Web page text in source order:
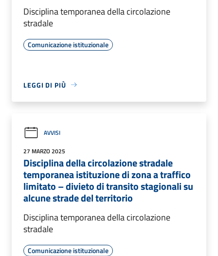
Disciplina temporanea della circolazione
stradale
Comunicazione istituzionale
LEGGI DI PIÙ
AVVISI
27 MARZO 2025
Disciplina della circolazione stradale
temporanea istituzione di zona a traffico
limitato – divieto di transito stagionali su
alcune strade del territorio
Disciplina temporanea della circolazione
stradale
Comunicazione istituzionale